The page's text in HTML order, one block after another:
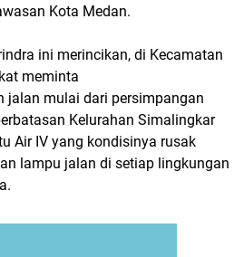
Kota Medan.
ini merincikan, di Kecamatan
meminta
jalan mulai dari persimpangan
Kelurahan Simalingkar
Air IV yang kondisinya rusak
lampu jalan di setiap lingkungan